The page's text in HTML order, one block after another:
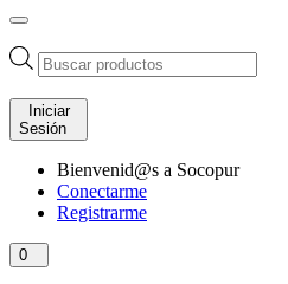
Búsqueda
de
productos
Iniciar
Sesión
Bienvenid@s a Socopur
Conectarme
Registrarme
0